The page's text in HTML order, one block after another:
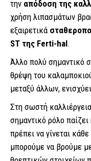
την απόδοση της
χρήση λιπασμάτων
εξαιρετικά
ST της Ferti-hal.
Άλλο πολύ σημαντικό
θρέψη του
μεταξύ άλλων,
Στη σωστή
σημαντικό ρόλο
πρέπει να γίνεται
μπορούμε να βρούμε